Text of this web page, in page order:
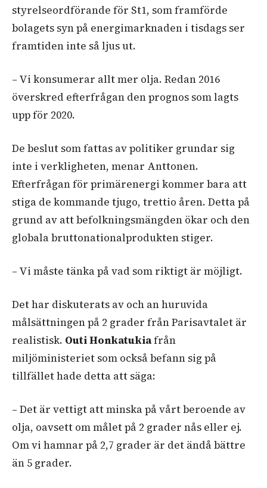
styrelseordförande för St1, som framförde
bolagets syn på energimarknaden i tisdags ser
framtiden inte så ljus ut.
– Vi konsumerar allt mer olja. Redan 2016
överskred efterfrågan den prognos som lagts
upp för 2020.
De beslut som fattas av politiker grundar sig
inte i verkligheten, menar Anttonen.
Efterfrågan för primärenergi kommer bara att
stiga de kommande tjugo, trettio åren. Detta på
grund av att befolkningsmängden ökar och den
globala bruttonationalprodukten stiger.
– Vi måste tänka på vad som riktigt är möjligt.
Det har diskuterats av och an huruvida
målsättningen på 2 grader från Parisavtalet är
realistisk. Outi Honkatukiafrån
miljöministeriet som också befann sig på
tillfället hade detta att säga:
– Det är vettigt att minska på vårt beroende av
olja, oavsett om målet på 2 grader nås eller ej.
Om vi hamnar på 2,7 grader är det ändå bättre
än 5 grader.